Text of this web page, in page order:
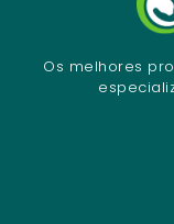
Os melhores